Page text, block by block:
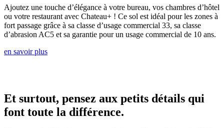
Ajoutez une touche d’élégance à votre bureau, vos chambres d’hôtel
ou votre restaurant avec Chateau+ ! Ce sol est idéal pour les zones à
fort passage grâce à sa classe d’usage commercial 33, sa classe
d’abrasion AC5 et sa garantie pour un usage commercial de 10 ans.
en savoir plus
Et surtout, pensez aux petits détails qui
font toute la différence.